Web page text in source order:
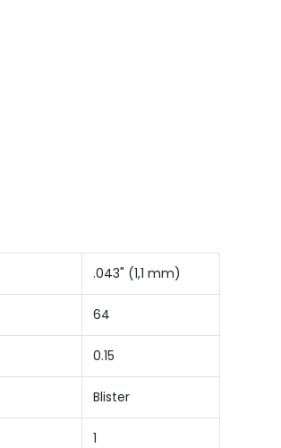
.043" (1,1 mm)
64
0.15
Blister
1